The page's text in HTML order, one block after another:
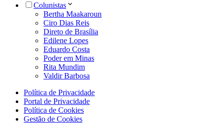
Colunistas
Bertha Maakaroun
Ciro Dias Reis
Direto de Brasília
Edilene Lopes
Eduardo Costa
Poder em Minas
Rita Mundim
Valdir Barbosa
Política de Privacidade
Portal de Privacidade
Política de Cookies
Gestão de Cookies